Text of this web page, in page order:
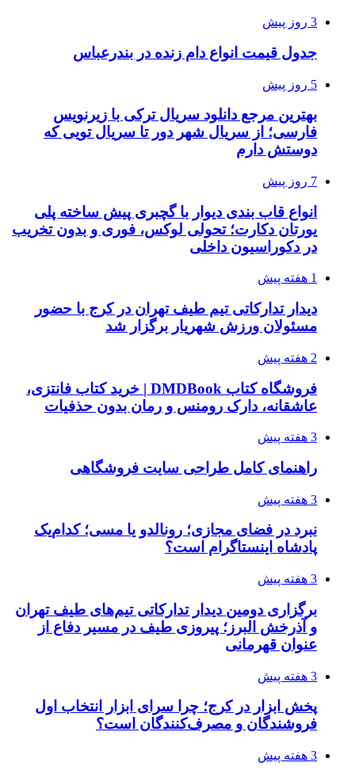
3 روز پیش
جدول قیمت انواع دام زنده در بندرعباس
5 روز پیش
بهترین مرجع دانلود سریال ترکی با زیرنویس
فارسی؛ از سریال شهر دور تا سریال تویی که
دوستش دارم
7 روز پیش
انواع قاب بندی دیوار با گچبری پیش ساخته پلی
یورتان دکارت؛ تحولی لوکس، فوری و بدون تخریب
در دکوراسیون داخلی
1 هفته پیش
دیدار تدارکاتی تیم طیف تهران در کرج با حضور
مسئولان ورزش شهریار برگزار شد
2 هفته پیش
فروشگاه کتاب DMDBook | خرید کتاب فانتزی،
عاشقانه، دارک رومنس و رمان بدون حذفیات
3 هفته پیش
راهنمای کامل طراحی سایت فروشگاهی
3 هفته پیش
نبرد در فضای مجازی؛ رونالدو یا مسی؛ کدام‌یک
پادشاه اینستاگرام است؟
3 هفته پیش
برگزاری دومین دیدار تدارکاتی تیم‌های طیف تهران
و آذرخش البرز؛ پیروزی طیف در مسیر دفاع از
عنوان قهرمانی
3 هفته پیش
پخش ابزار در کرج؛ چرا سرای ابزار انتخاب اول
فروشندگان و مصرف‌کنندگان است؟
3 هفته پیش